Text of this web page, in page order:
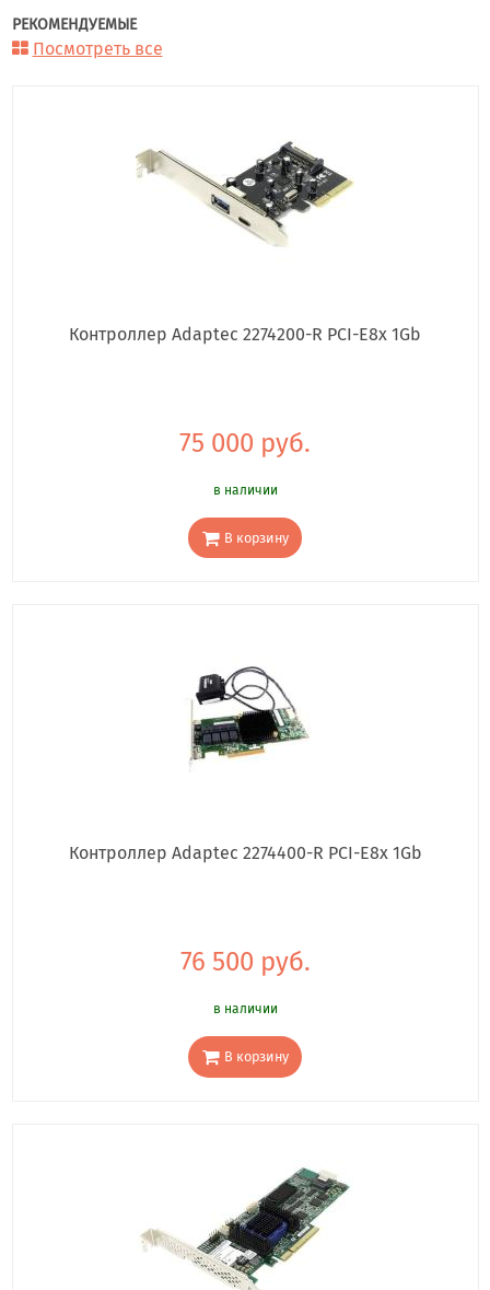
РЕКОМЕНДУЕМЫЕ
Посмотреть все
Контроллер Adaptec 2274200-R PCI-E8x 1Gb
75 000 руб.
в наличии
В корзину
Контроллер Adaptec 2274400-R PCI-E8x 1Gb
76 500 руб.
в наличии
В корзину